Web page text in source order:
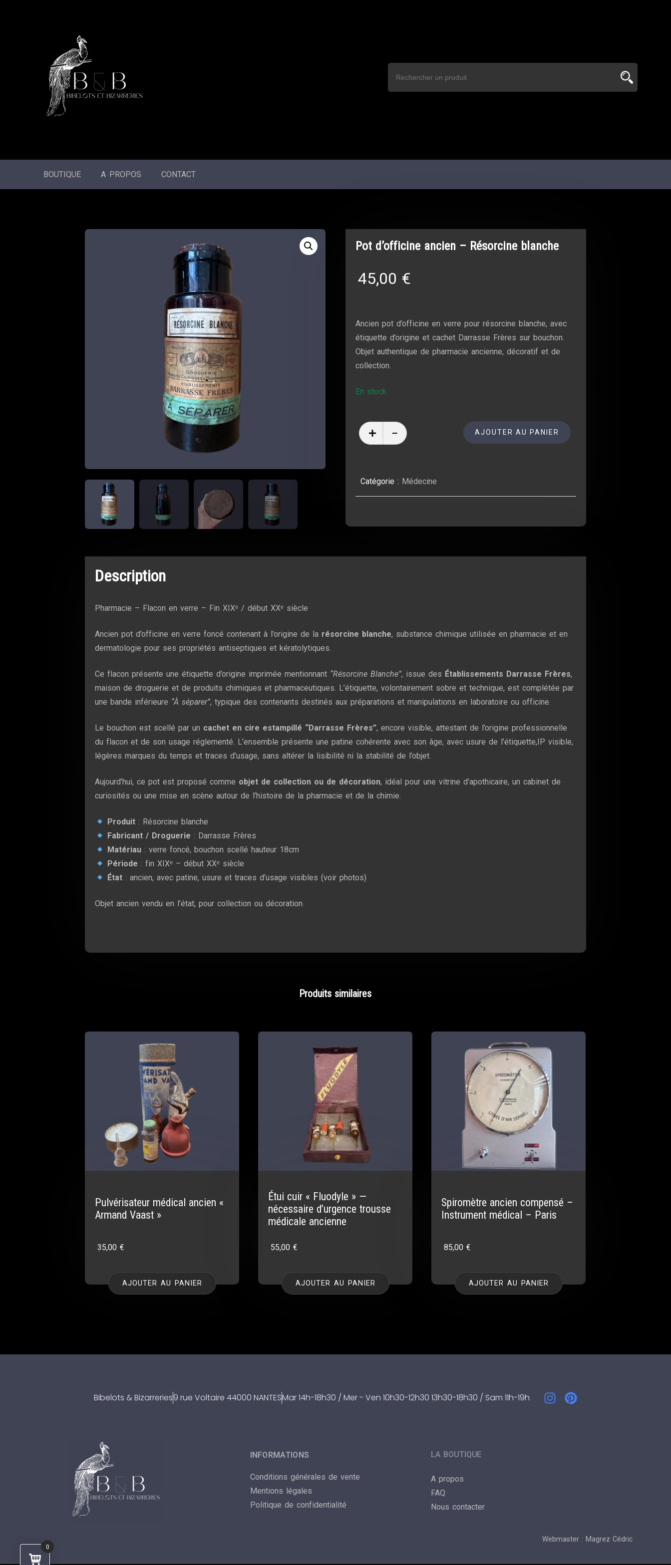
BOUTIQUE A PROPOS CONTACT
Pot d’officine ancien – Résorcine blanche
45,00 €
Ancien pot d’officine en verre pour résorcine blanche, avec
étiquette d’origine et cachet Darrasse Frères sur bouchon.
Objet authentique de pharmacie ancienne, décoratif et de
collection.
En stock
AJOUTER AU PANIER
Catégorie : Médecine
Description
Pharmacie – Flacon en verre – Fin XIXᵉ / début XXᵉ siècle
Ancien pot d’officine en verre foncé contenant à l’origine de la résorcine blanche, substance chimique utilisée en pharmacie et en
dermatologie pour ses propriétés antiseptiques et kératolytiques.
Ce flacon présente une étiquette d’origine imprimée mentionnant “Résorcine Blanche”, issue des Établissements Darrasse Frères,
maison de droguerie et de produits chimiques et pharmaceutiques. L’étiquette, volontairement sobre et technique, est complétée par
une bande inférieure “À séparer”, typique des contenants destinés aux préparations et manipulations en laboratoire ou officine.
Le bouchon est scellé par un cachet en cire estampillé “Darrasse Frères”, encore visible, attestant de l’origine professionnelle
du flacon et de son usage réglementé. L’ensemble présente une patine cohérente avec son âge, avec usure de l’étiquette,IP visible,
légères marques du temps et traces d’usage, sans altérer la lisibilité ni la stabilité de l’objet.
Aujourd’hui, ce pot est proposé comme objet de collection ou de décoration, idéal pour une vitrine d’apothicaire, un cabinet de
curiosités ou une mise en scène autour de l’histoire de la pharmacie et de la chimie.
Produit: Résorcine blanche
Fabricant / Droguerie : Darrasse Frères
Matériau: verre foncé, bouchon scellé hauteur 18cm
Période : fin XIXᵉ – début XXᵉ siècle
État: ancien, avec patine, usure et traces d’usage visibles (voir photos)
Objet ancien vendu en l’état, pour collection ou décoration.
Produits similaires
Pulvérisateur médical ancien «
Armand Vaast »
35,00€
AJOUTER AU PANIER
Étui cuir « Fluodyle » —
nécessaire d’urgence trousse
médicale ancienne
55,00€
AJOUTER AU PANIER
Spiromètre ancien compensé –
Instrument médical – Paris
85,00€
AJOUTER AU PANIER
Bibelots & Bizarreries9 rue Voltaire 44000 NANTESMar 14h-18h30 / Mer - Ven 10h30-12h30 13h30-18h30 / Sam 11h-19h
INFORMATIONS
Conditions générales de vente
Mentions légales
Politique de confidentialité
LA BOUTIQUE
A propos
FAQ
Nous contacter
Webmaster : Magrez Cédric
0